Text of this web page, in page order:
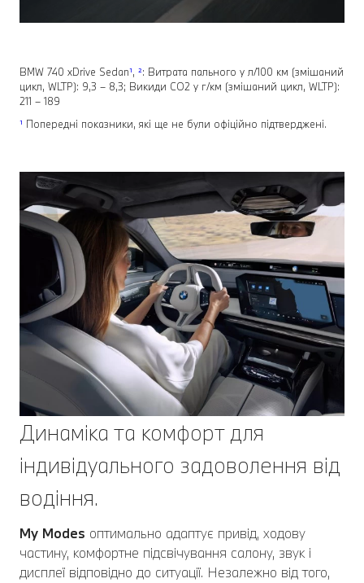
BMW 740 xDrive Sedan¹, ²: Витрата пального у л/100 км (змішаний
цикл, WLTP): 9,3 – 8,3; Викиди СО2 у г/км (змішаний цикл, WLTP):
211 – 189
¹ Попередні показники, які ще не були офіційно підтверджені.
Динаміка та комфорт для
індивідуального задоволення від
водіння.
My Modes оптимально адаптує привід, ходову
частину, комфортне підсвічування салону, звук і
дисплеї відповідно до ситуації. Незалежно від того,